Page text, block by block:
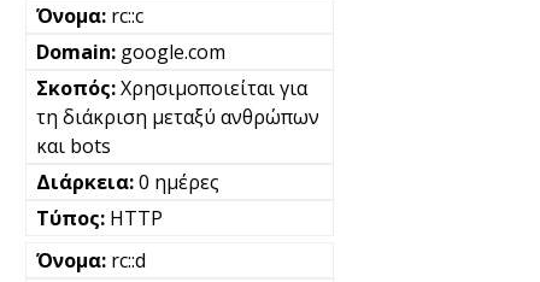
rc::c
google.com
Χρησιμοποιείται για
τη διάκριση μεταξύ ανθρώπων
και bots
0 ημέρες
HTTP
rc::d